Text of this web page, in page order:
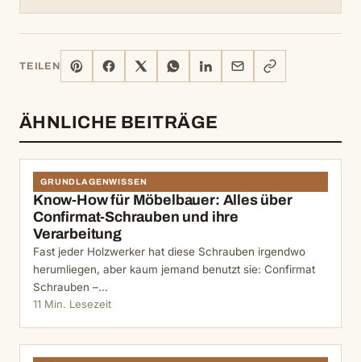
TEILEN
PINTERESTFACEBOOK WHATSAPPLINKEDIN
MAIL
LINK
KOPIEREN
ÄHNLICHE BEITRÄGE
GRUNDLAGENWISSEN
Know-How für Möbelbauer: Alles über
Confirmat-Schrauben und ihre
Verarbeitung
Fast jeder Holzwerker hat diese Schrauben irgendwo
herumliegen, aber kaum jemand benutzt sie: Confirmat
Schrauben –…
11 Min. Lesezeit